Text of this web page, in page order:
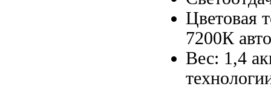
Цветовая
7200К
Вес: 1,4